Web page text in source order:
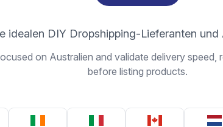
idealen DIY Dropshipping-Lieferanten und
on Australien and validate delivery speed,
before listing products.